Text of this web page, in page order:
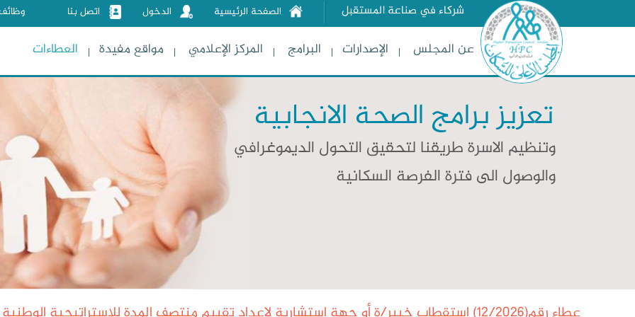
شركاء في صناعة المستقبل الصفحة الرئيسية الدخول اتصل بنا
عن المجلس الإصدارات البرامج المركز الإعلامي مواقع مفيدة العطاءات
تعزيز برامج الصحة الانجابية
وتنظيم الاسرة طريقنا لتحقيق التحول الديموغرافي
والوصول الى فترة الفرصة السكانية